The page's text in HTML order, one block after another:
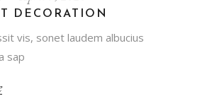
DECORATION
vis, sonet laudem albucius
sap